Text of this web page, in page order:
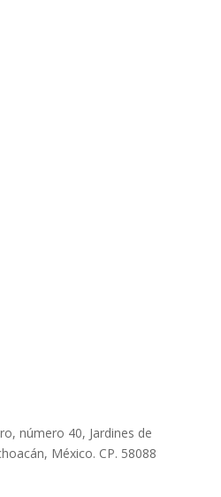
número 40, Jardines de
México. CP. 58088